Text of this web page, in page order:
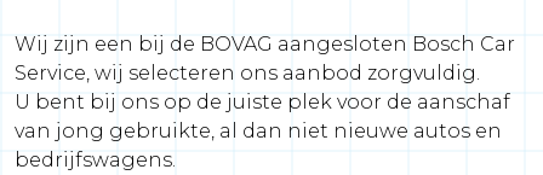
Wij zijn een bij de BOVAG aangesloten Bosch Car
Service, wij selecteren ons aanbod zorgvuldig.
U bent bij ons op de juiste plek voor de aanschaf
van jong gebruikte, al dan niet nieuwe autos en
bedrijfswagens.